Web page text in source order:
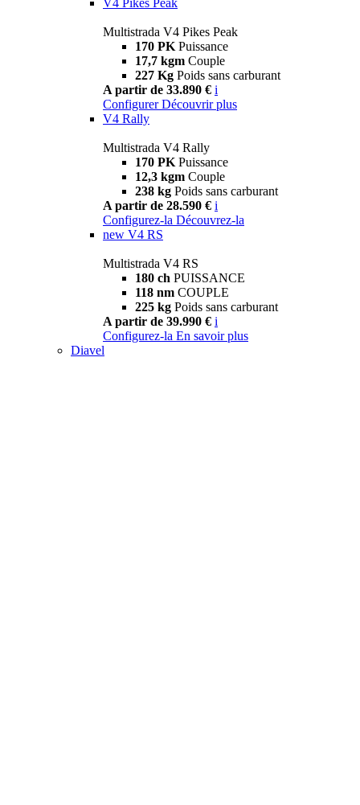
Multistrada V4 Pikes Peak
170 PK Puissance
17,7 kgm Couple
227 Kg Poids sans carburant
A partir de 33.890 € i
Configurer Découvrir plus
V4 Rally
Multistrada V4 Rally
170 PK Puissance
12,3 kgm Couple
238 kg Poids sans carburant
A partir de 28.590 € i
Configurez-la Découvrez-la
new V4 RS
Multistrada V4 RS
180 ch PUISSANCE
118 nm COUPLE
225 kg Poids sans carburant
A partir de 39.990 € i
Configurez-la En savoir plus
Diavel